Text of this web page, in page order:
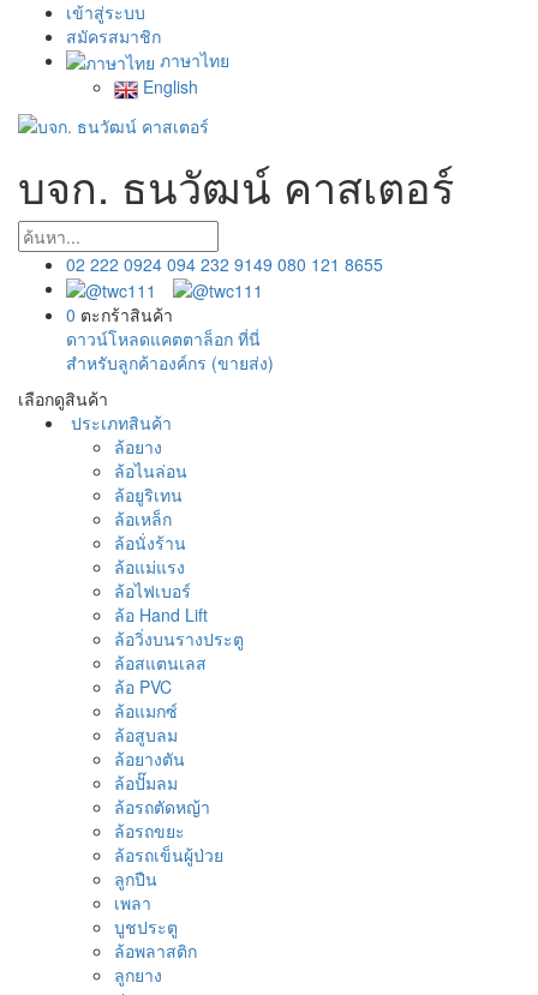
เข้าสู่ระบบ
สมัครสมาชิก
ภาษาไทย
English
บจก. ธนวัฒน์ คาสเตอร์
02 222 0924 094 232 9149 080 121 8655
0 ตะกร้าสินค้า
ดาวน์โหลดแคตตาล็อก ที่นี่
สำหรับลูกค้าองค์กร (ขายส่ง)
เลือกดูสินค้า
ประเภทสินค้า
ล้อยาง
ล้อไนล่อน
ล้อยูริเทน
ล้อเหล็ก
ล้อนั่งร้าน
ล้อแม่แรง
ล้อไฟเบอร์
ล้อ Hand Lift
ล้อวิ่งบนรางประตู
ล้อสแตนเลส
ล้อ PVC
ล้อแมกซ์
ล้อสูบลม
ล้อยางตัน
ล้อปั๊มลม
ล้อรถตัดหญ้า
ล้อรถขยะ
ล้อรถเข็นผู้ป่วย
ลูกปืน
เพลา
บูชประตู
ล้อพลาสติก
ลูกยาง